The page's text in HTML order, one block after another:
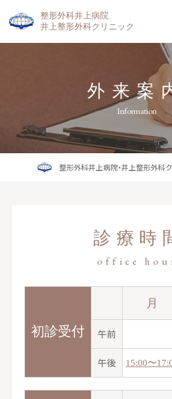
整形外科井上病院
井上整形外科クリニック
外来案
Information
整形外科井上病院・井上整形外科ク
診療時
office
初診受付
月
午前
午後 15:00〜